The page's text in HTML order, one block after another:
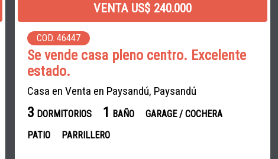
VENTA US$ 240.000
COD. 46447
Se vende casa pleno centro. Excelente
estado.
Casa en Venta en Paysandú, Paysandú
3 DORMITORIOS 1 BAÑO
GARAGE / COCHERA
PATIO
PARRILLERO